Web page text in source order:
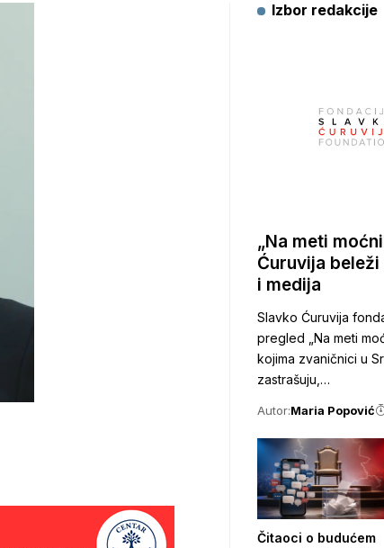
Izbor redakcije
„Na meti
Ćuruvija
i medija
Slavko Ćuruvija
pregled „Na meti
kojima zvaničnici u
zastrašuju,…
Autor:Maria Popović
Čitaoci o budućem